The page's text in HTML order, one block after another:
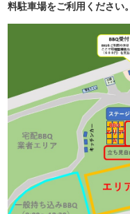
料駐車場をご利用ください。